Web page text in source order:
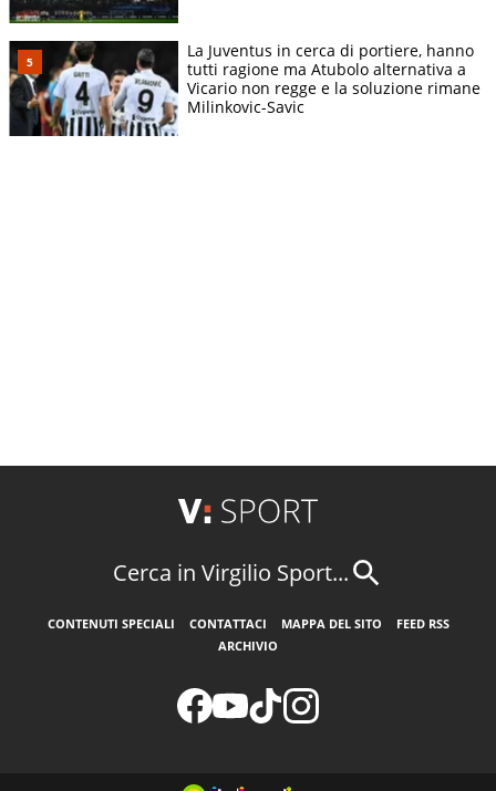
La Juventus in cerca di portiere, hanno
tutti ragione ma Atubolo alternativa a
Vicario non regge e la soluzione rimane
Milinkovic-Savic
Cerca in Virgilio Sport...
CONTENUTI SPECIALI CONTATTACI MAPPA DEL SITO
FEED RSS
ARCHIVIO